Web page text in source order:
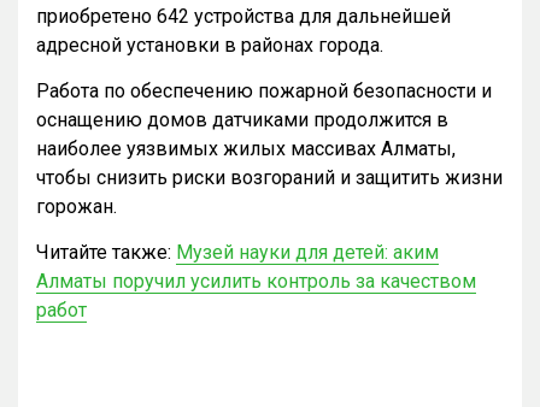
приобретено 642 устройства для дальнейшей
адресной установки в районах города.
Работа по обеспечению пожарной безопасности и
оснащению домов датчиками продолжится в
наиболее уязвимых жилых массивах Алматы,
чтобы снизить риски возгораний и защитить жизни
горожан.
Читайте также: Музей науки для детей: аким
Алматы поручил усилить контроль за качеством
работ